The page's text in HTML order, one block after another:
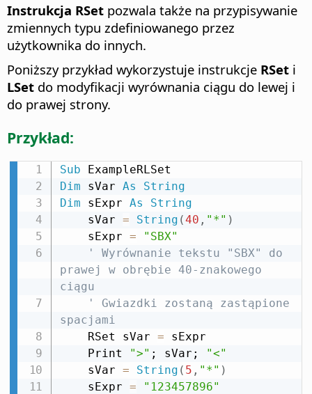
Instrukcja RSet pozwala także na przypisywanie
zmiennych typu zdefiniowanego przez
użytkownika do innych.
Poniższy przykład wykorzystuje instrukcje RSet i
LSet do modyfikacji wyrównania ciągu do lewej i
do prawej strony.
Przykład:
Sub
Dim sVar As
String
Dim sExpr As
String
    sVar
= String (40 , "*" )
    sExpr
=
"SBX"
' Wyrównanie tekstu "SBX" do
prawej w obrębie 40-znakowego
ciągu
' Gwiazdki zostaną zastąpione
spacjami
    RSet sVar
= sExpr
    Print
">" ; sVar;
"<"
    sVar
= String ( 5 , "*" )
    sExpr
=
"123457896"